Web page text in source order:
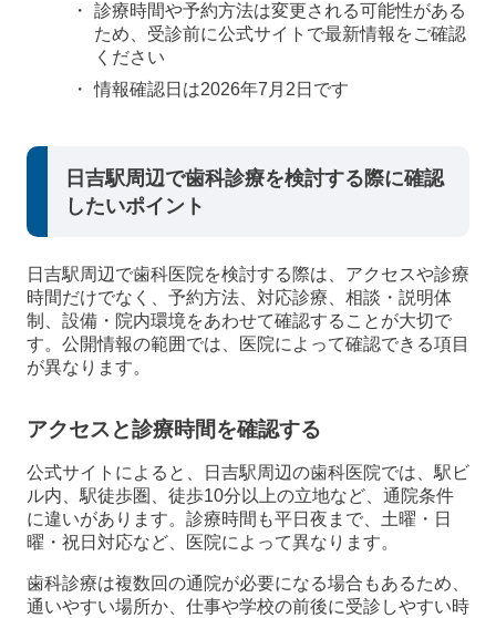
診療時間や予約方法は変更される可能性がある
ため、受診前に公式サイトで最新情報をご確認
ください
情報確認日は2026年7月2日です
日吉駅周辺で歯科診療を検討する際に確認
したいポイント
日吉駅周辺で歯科医院を検討する際は、アクセスや診療
時間だけでなく、予約方法、対応診療、相談・説明体
制、設備・院内環境をあわせて確認することが大切で
す。公開情報の範囲では、医院によって確認できる項目
が異なります。
アクセスと診療時間を確認する
公式サイトによると、日吉駅周辺の歯科医院では、駅ビ
ル内、駅徒歩圏、徒歩10分以上の立地など、通院条件
に違いがあります。診療時間も平日夜まで、土曜・日
曜・祝日対応など、医院によって異なります。
歯科診療は複数回の通院が必要になる場合もあるため、
通いやすい場所か、仕事や学校の前後に受診しやすい時